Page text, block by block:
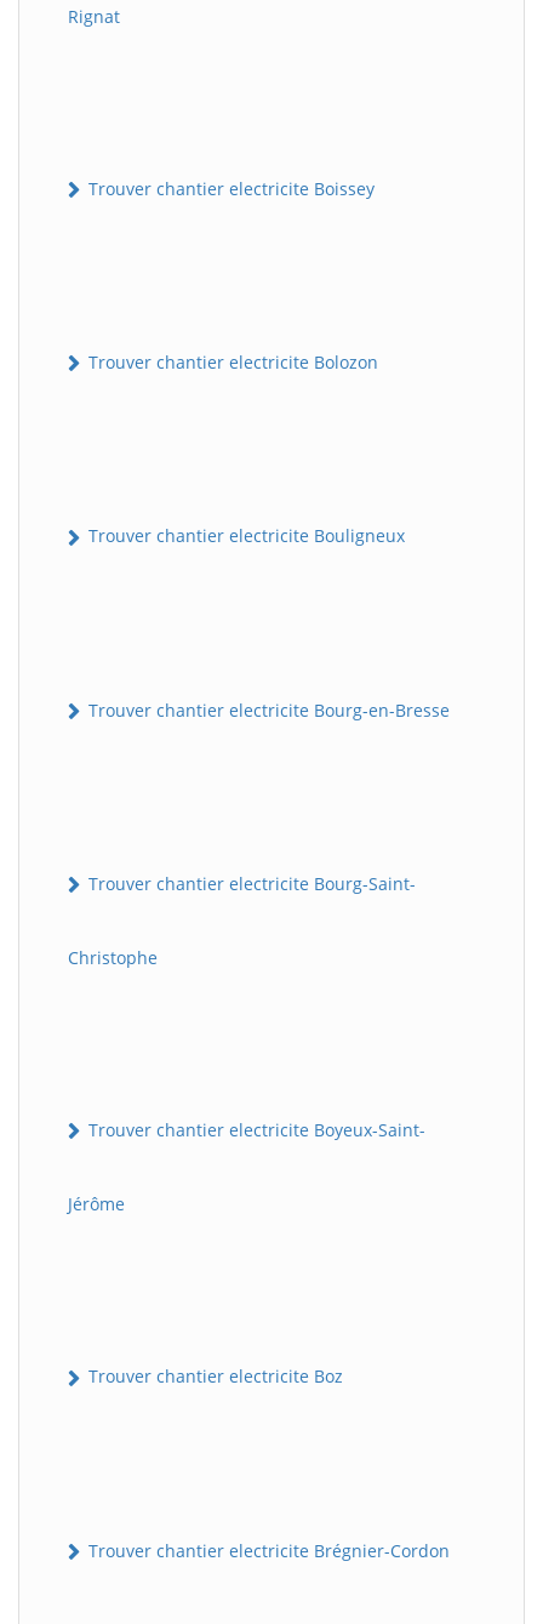
Rignat
Trouver chantier electricite Boissey
Trouver chantier electricite Bolozon
Trouver chantier electricite Bouligneux
Trouver chantier electricite Bourg-en-Bresse
Trouver chantier electricite Bourg-Saint-
Christophe
Trouver chantier electricite Boyeux-Saint-
Jérôme
Trouver chantier electricite Boz
Trouver chantier electricite Brégnier-Cordon